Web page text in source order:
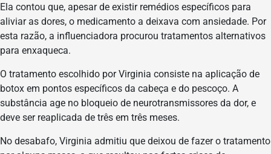
Ela contou que, apesar de existir remédios específicos para
aliviar as dores, o medicamento a deixava com ansiedade. Por
esta razão, a influenciadora procurou tratamentos alternativos
para enxaqueca.
O tratamento escolhido por Virginia consiste na aplicação de
botox em pontos específicos da cabeça e do pescoço. A
substância age no bloqueio de neurotransmissores da dor, e
deve ser reaplicada de três em três meses.
No desabafo, Virginia admitiu que deixou de fazer o tratamento